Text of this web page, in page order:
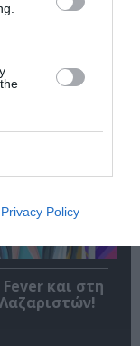
Privacy Policy
2026
έναν
Fever και στη